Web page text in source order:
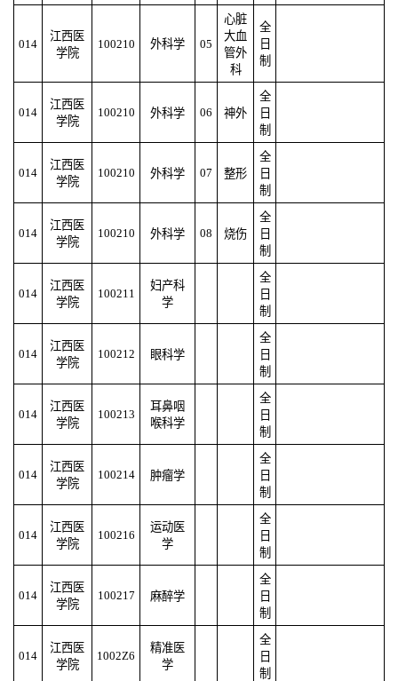
014
江西医
学院
100210 外科学 05
心脏
大血
管外
科
全
日
制
014
江西医
学院
100210 外科学 06 神外
全
日
制
014
江西医
学院
100210 外科学 07 整形
全
日
制
014
江西医
学院
100210 外科学 08 烧伤
全
日
制
014
江西医
学院
100211
妇产科
学
全
日
制
014
江西医
学院
100212 眼科学
全
日
制
014
江西医
学院
100213
耳鼻咽
喉科学
全
日
制
014
江西医
学院
100214 肿瘤学
全
日
制
014
江西医
学院
100216
运动医
学
全
日
制
014
江西医
学院
100217 麻醉学
全
日
制
014
江西医
学院
1002Z6
精准医
学
全
日
制